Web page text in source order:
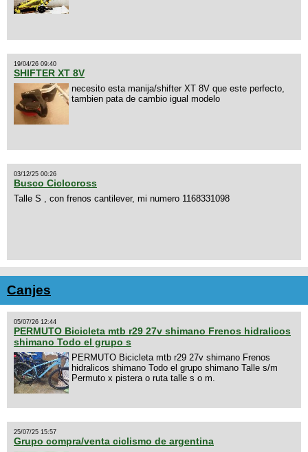
19/04/26 09:40
SHIFTER XT 8V
necesito esta manija/shifter XT 8V que este perfecto,
tambien pata de cambio igual modelo
03/12/25 00:26
Busco Ciclocross
Talle S , con frenos cantilever, mi numero 1168331098
Canjes
05/07/26 12:44
PERMUTO Bicicleta mtb r29 27v shimano Frenos hidralicos
shimano Todo el grupo s
PERMUTO Bicicleta mtb r29 27v shimano Frenos
hidralicos shimano Todo el grupo shimano Talle s/m
Permuto x pistera o ruta talle s o m.
25/07/25 15:57
Grupo compra/venta ciclismo de argentina